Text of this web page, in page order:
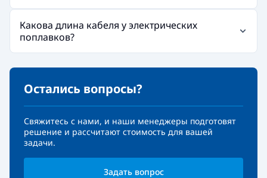
Какова длина кабеля у электрических
поплавков?
Остались вопросы?
Свяжитесь с нами, и наши менеджеры подготовят
решение и рассчитают стоимость для вашей
задачи.
Задать вопрос